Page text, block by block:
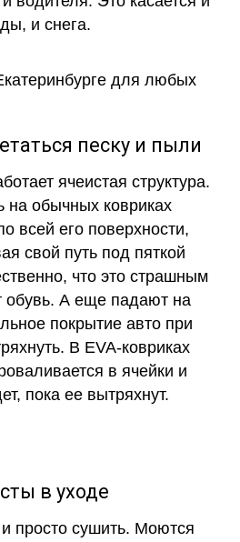
и снега.
песку и пыли
ячеистая структура.
на обычных ковриках
всей его поверхности,
свой путь под пяткой
что это страшным
обувь. А еще падают на
покрытие авто при
В EVA-ковриках
в ячейки и
пока ее вытряхнут.
в уходе
просто сушить. Моются